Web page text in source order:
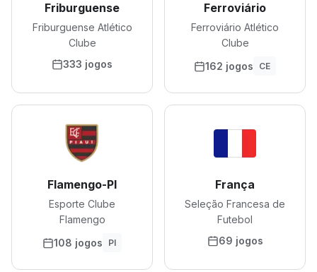
Friburguense
Friburguense Atlético
Clube
333 jogos
Ferroviário
Ferroviário Atlético
Clube
162 jogos
CE
Flamengo-PI
Esporte Clube
Flamengo
108 jogos
PI
França
Seleção Francesa de
Futebol
69 jogos